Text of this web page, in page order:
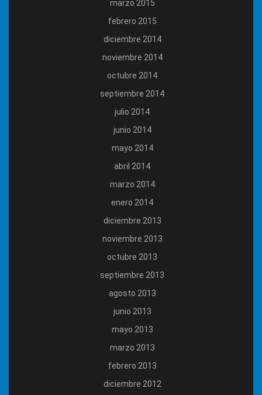
marzo 2015
febrero 2015
diciembre 2014
noviembre 2014
octubre 2014
septiembre 2014
julio 2014
junio 2014
mayo 2014
abril 2014
marzo 2014
enero 2014
diciembre 2013
noviembre 2013
octubre 2013
septiembre 2013
agosto 2013
junio 2013
mayo 2013
marzo 2013
febrero 2013
diciembre 2012